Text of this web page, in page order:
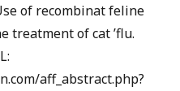
of recombinat feline
treatment of cat ’flu.
aff_abstract.php?